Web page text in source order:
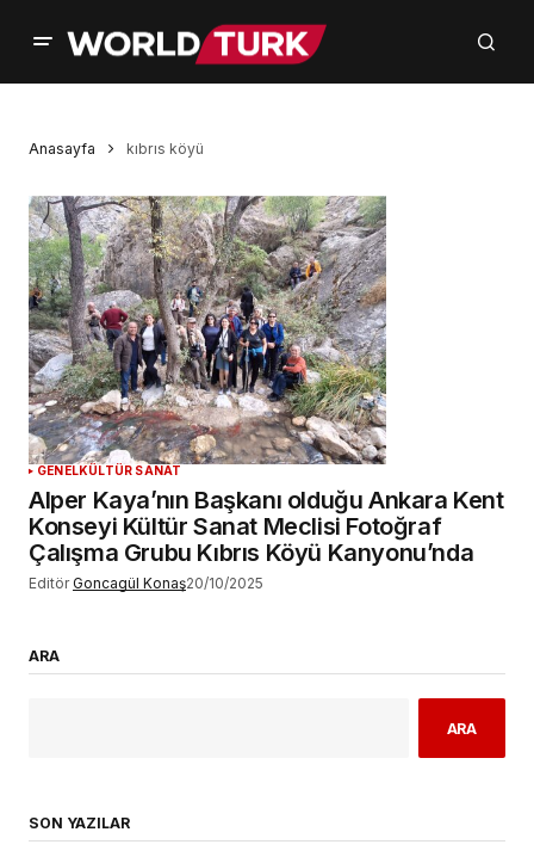
Anasayfa kıbrıs köyü
GENELKÜLTÜR SANAT
Alper Kaya’nın Başkanı olduğu Ankara Kent
Konseyi Kültür Sanat Meclisi Fotoğraf
Çalışma Grubu Kıbrıs Köyü Kanyonu’nda
Editör Goncagül Konaş20/10/2025
ARA
ARA
SON YAZILAR